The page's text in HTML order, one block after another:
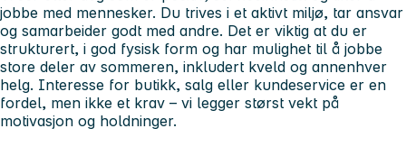
jobbe med mennesker. Du trives i et aktivt miljø, tar ansvar
og samarbeider godt med andre. Det er viktig at du er
strukturert, i god fysisk form og har mulighet til å jobbe
store deler av sommeren, inkludert kveld og annenhver
helg. Interesse for butikk, salg eller kundeservice er en
fordel, men ikke et krav – vi legger størst vekt på
motivasjon og holdninger.